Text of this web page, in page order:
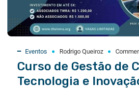
Eventos Rodrigo Queiroz
Curso de Gestão de
Tecnologia e